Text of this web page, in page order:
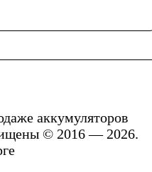
аккумуляторов
© 2016 — 2026.